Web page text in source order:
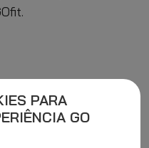
PARA
GO